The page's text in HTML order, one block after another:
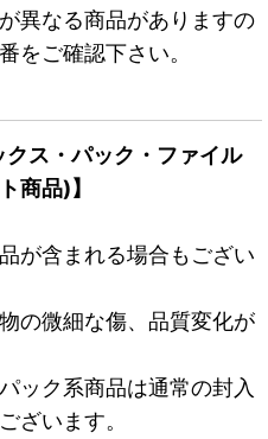
異なる商品がありますの
をご確認下さい。
クス・パック・ファイル
商品)】
が含まれる場合もござい
の微細な傷、品質変化が
ック系商品は通常の封入
ざいます。